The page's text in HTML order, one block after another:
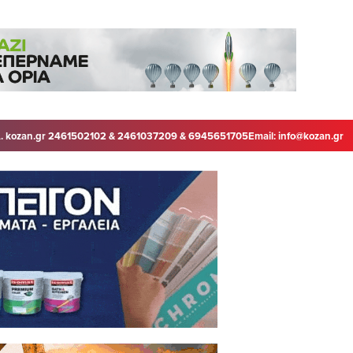
kozan.gr 2461502102 & 2461037209 & 6945651705Email:info@kozan.gr